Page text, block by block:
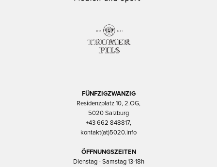
FÜNFZIGZWANZIG
Residenzplatz 10, 2.OG,
5020 Salzburg
+43 662 848817,
kontakt(at)5020.info
ÖFFNUNGSZEITEN
Dienstag - Samstag 13-18h